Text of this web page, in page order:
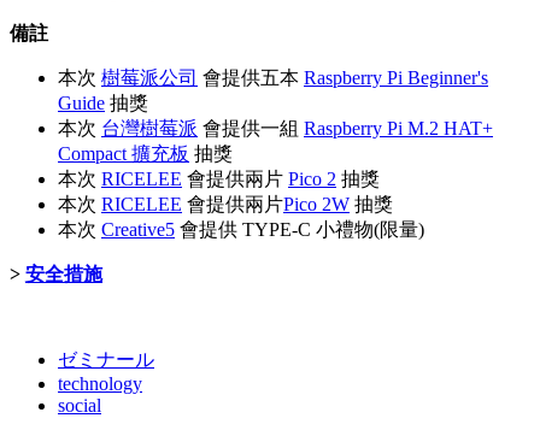
備註
本次 樹莓派公司 會提供五本 Raspberry Pi Beginner's
Guide 抽獎
本次 台灣樹莓派 會提供一組 Raspberry Pi M.2 HAT+
Compact 擴充板 抽獎
本次 RICELEE 會提供兩片 Pico 2 抽獎
本次 RICELEE 會提供兩片Pico 2W 抽獎
本次 Creative5 會提供 TYPE-C 小禮物(限量)
> 安全措施
ゼミナール
technology
social